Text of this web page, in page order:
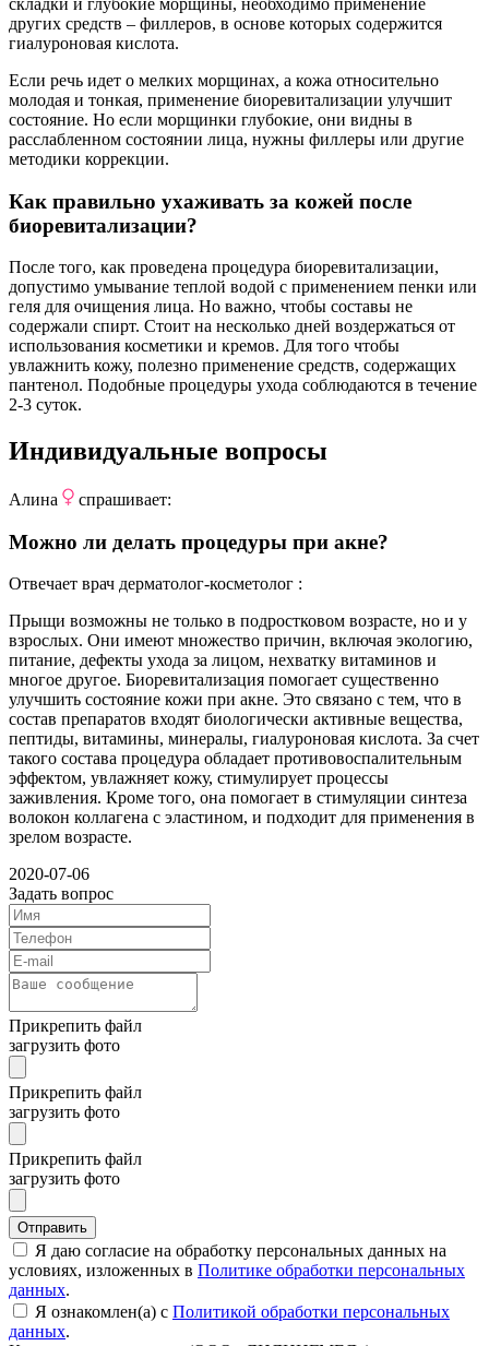
других средств – филлеров, в основе которых содержится
гиалуроновая кислота.
Если речь идет о мелких морщинах, а кожа относительно
молодая и тонкая, применение биоревитализации улучшит
состояние. Но если морщинки глубокие, они видны в
расслабленном состоянии лица, нужны филлеры или другие
методики коррекции.
Как правильно ухаживать за кожей после
биоревитализации?
После того, как проведена процедура биоревитализации,
допустимо умывание теплой водой с применением пенки или
геля для очищения лица. Но важно, чтобы составы не
содержали спирт. Стоит на несколько дней воздержаться от
использования косметики и кремов. Для того чтобы
увлажнить кожу, полезно применение средств, содержащих
пантенол. Подобные процедуры ухода соблюдаются в течение
2-3 суток.
Индивидуальные вопросы
Алина спрашивает:
Можно ли делать процедуры при акне?
Отвечает врач дерматолог-косметолог :
Прыщи возможны не только в подростковом возрасте, но и у
взрослых. Они имеют множество причин, включая экологию,
питание, дефекты ухода за лицом, нехватку витаминов и
многое другое. Биоревитализация помогает существенно
улучшить состояние кожи при акне. Это связано с тем, что в
состав препаратов входят биологически активные вещества,
пептиды, витамины, минералы, гиалуроновая кислота. За счет
такого состава процедура обладает противовоспалительным
эффектом, увлажняет кожу, стимулирует процессы
заживления. Кроме того, она помогает в стимуляции синтеза
волокон коллагена с эластином, и подходит для применения в
зрелом возрасте.
2020-07-06
Задать вопрос
Прикрепить файл
загрузить фото
Прикрепить файл
загрузить фото
Прикрепить файл
загрузить фото
Отправить
Я даю согласие на обработку персональных данных на
условиях, изложенных в Политике обработки персональных
данных.
Я ознакомлен(а) с Политикой обработки персональных
данных.